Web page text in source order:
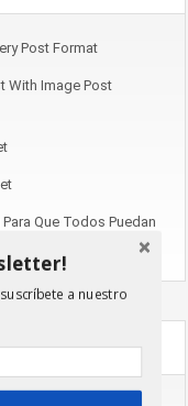
Post Format
With Image Post
Que Todos Puedan
a nuestro